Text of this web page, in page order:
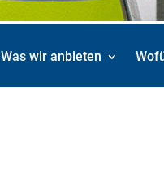
Was wir anbieten